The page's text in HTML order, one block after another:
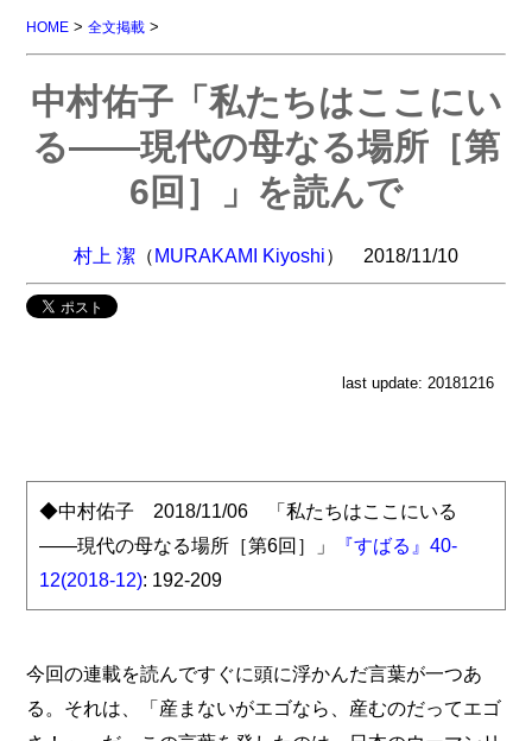
HOME >全文掲載 >
中村佑子「私たちはここにい
る――現代の母なる場所［第
6回］」を読んで
村上 潔 （MURAKAMI Kiyoshi） 2018/11/10
last update: 20181216
◆中村佑子 2018/11/06 「私たちはここにいる
――現代の母なる場所［第6回］」
『すばる』40-
12(2018-12): 192-209
今回の連載を読んですぐに頭に浮かんだ言葉が一つあ
る。それは、「産まないがエゴなら、産むのだってエゴ